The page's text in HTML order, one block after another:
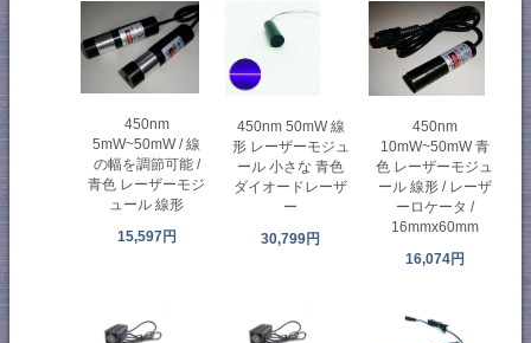
450nm
5mW~50mW / 線
の幅を調節可能 /
青色 レーザーモジ
ュール 線形
15,597円
450nm 50mW 線
形 レーザーモジュ
ール 小さな 青色
ダイオードレーザ
ー
30,799円
450nm
10mW~50mW 青
色 レーザーモジュ
ール 線形 / レーザ
ーロケータ /
16mmx60mm
16,074円